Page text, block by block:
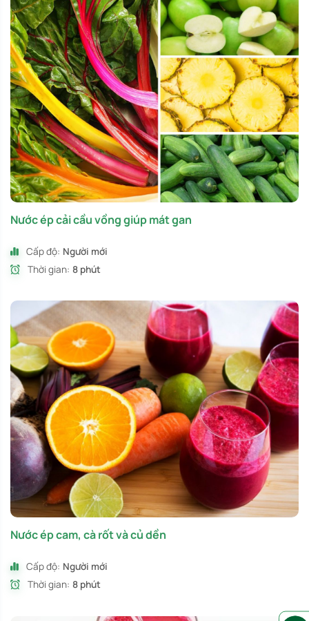
Nước ép cải cầu vồng giúp mát gan
Cấp độ: Người mới
Thời gian: 8 phút
Nước ép cam, cà rốt và củ dền
Cấp độ: Người mới
Thời gian: 8 phút